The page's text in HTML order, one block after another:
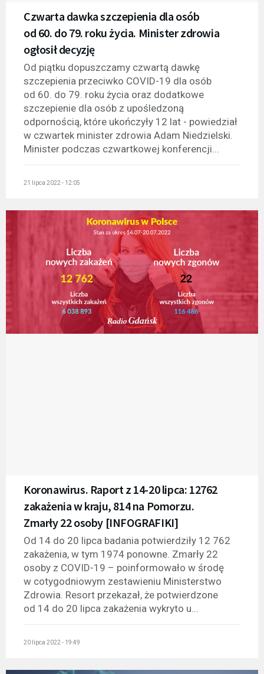
Czwarta dawka szczepienia dla osób
od 60. do 79. roku życia. Minister zdrowia
ogłosił decyzję
Od piątku dopuszczamy czwartą dawkę
szczepienia przeciwko COVID-19 dla osób
od 60. do 79. roku życia oraz dodatkowe
szczepienie dla osób z upośledzoną
odpornością, które ukończyły 12 lat - powiedział
w czwartek minister zdrowia Adam Niedzielski.
Minister podczas czwartkowej konferencji...
21 lipca 2022 - 12:05
Koronawirus. Raport z 14-20 lipca: 12762
zakażenia w kraju, 814 na Pomorzu.
Zmarły 22 osoby [INFOGRAFIKI]
Od 14 do 20 lipca badania potwierdziły 12 762
zakażenia, w tym 1974 ponowne. Zmarły 22
osoby z COVID-19 – poinformowało w środę
w cotygodniowym zestawieniu Ministerstwo
Zdrowia. Resort przekazał, że potwierdzone
od 14 do 20 lipca zakażenia wykryto u...
20 lipca 2022 - 19:49